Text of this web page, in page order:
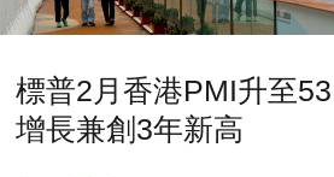
標普2月香港PMI升至
增長兼創3年新高